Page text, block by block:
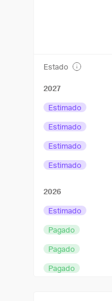
Estado
2027
Estimado
Estimado
Estimado
Estimado
2026
Estimado
Pagado
Pagado
Pagado